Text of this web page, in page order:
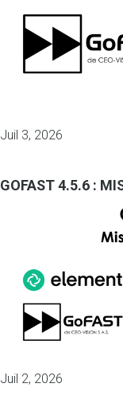
Juil 3, 2026
GOFAST 4.5.6 :
Juil 2, 2026